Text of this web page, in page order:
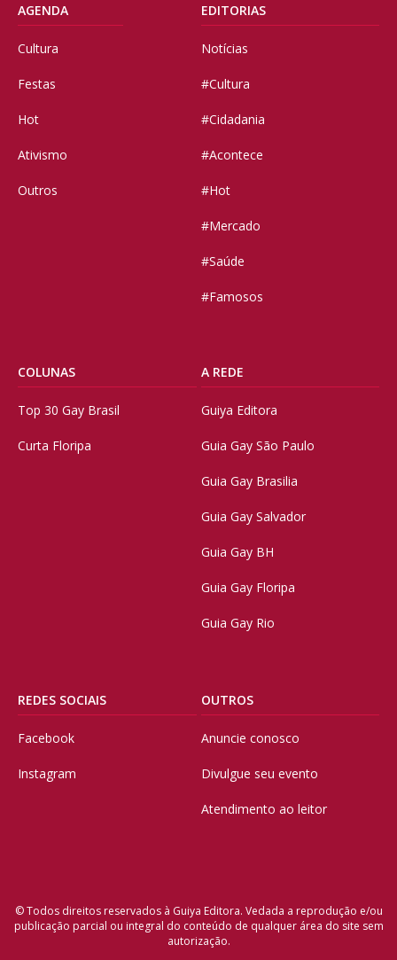
AGENDA
Cultura
Festas
Hot
Ativismo
Outros
EDITORIAS
Notícias
#Cultura
#Cidadania
#Acontece
#Hot
#Mercado
#Saúde
#Famosos
COLUNAS
Top 30 Gay Brasil
Curta Floripa
A REDE
Guiya Editora
Guia Gay São Paulo
Guia Gay Brasilia
Guia Gay Salvador
Guia Gay BH
Guia Gay Floripa
Guia Gay Rio
REDES SOCIAIS
Facebook
Instagram
OUTROS
Anuncie conosco
Divulgue seu evento
Atendimento ao leitor
© Todos direitos reservados à Guiya Editora. Vedada a reprodução e/ou
publicação parcial ou integral do conteúdo de qualquer área do site sem
autorização.